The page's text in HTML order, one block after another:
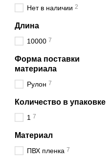
Нет в наличии 2
Длина
10000 7
Форма поставки
материала
Рулон 7
Количество в упаковке
1 7
Материал
ПВХ пленка 7